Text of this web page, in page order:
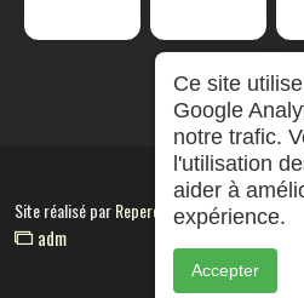
Site réalisé parRepereCom
adm
Ce site
Google
notre trafic.
l'utilisation
aider à
expérience.
Accepter